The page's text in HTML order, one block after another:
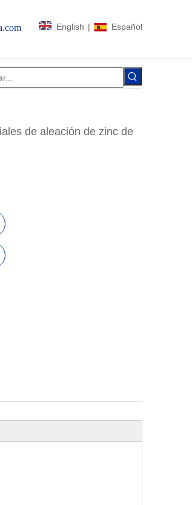
English | Español
de aleación de zinc de